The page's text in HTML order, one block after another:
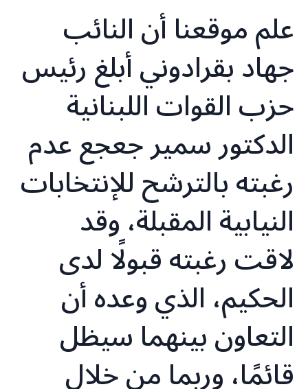
علم موقعنا أن النائب
جهاد بقرادوني أبلغ رئيس
حزب القوات اللبنانية
الدكتور سمير جعجع عدم
رغبته بالترشح للإنتخابات
النيابية المقبلة، وقد
لاقت رغبته قبولًا لدى
الحكيم، الذي وعده أن
التعاون بينهما سيظل
قائمًا، وربما من خلال